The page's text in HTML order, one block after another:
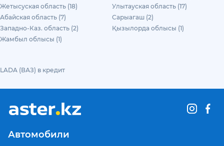
Жетысуская область (18)
Улытауская область (17)
Абайская область (7)
Сарыагаш (2)
Западно-Каз. область (2)
Қызылорда облысы (1)
Жамбыл облысы (1)
LADA (ВАЗ) в кредит
Автомобили